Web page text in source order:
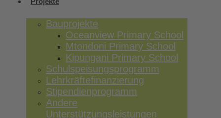
Bauprojekte
Oceanview Primary School
Mtondoni Primary School
Kipungani Primary School
Schulspeisungsprogramm
Lehrkräftefinanzierung
Stipendienprogramm
Andere
Unterstützungsleistungen